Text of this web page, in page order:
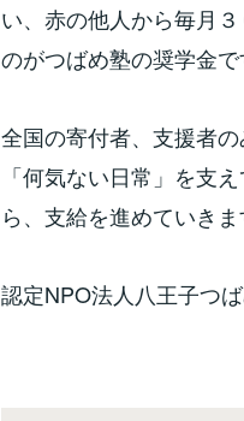
い、赤の他人から毎月
のがつばめ塾の奨学金で
全国の寄付者、支援者
「何気ない日常」を支
ら、支給を進めていきま
認定NPO法人八王子つ